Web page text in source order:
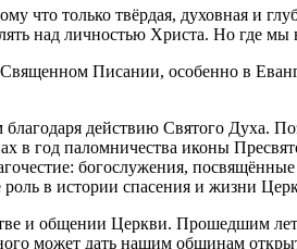
что только твёрдая, духовная и
над личностью Христа. Но где мы
Писании, особенно в
действию Святого
в год паломничества иконы
богослужения,
в истории спасения и жизни
и общении Церкви. Прошедшим
может дать нашим общинам